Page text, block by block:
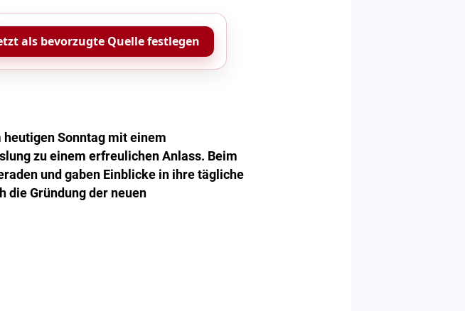
als bevorzugte Quelle festlegen
Sonntag mit einem
zu einem erfreulichen Anlass. Beim
und gaben Einblicke in ihre tägliche
die Gründung der neuen